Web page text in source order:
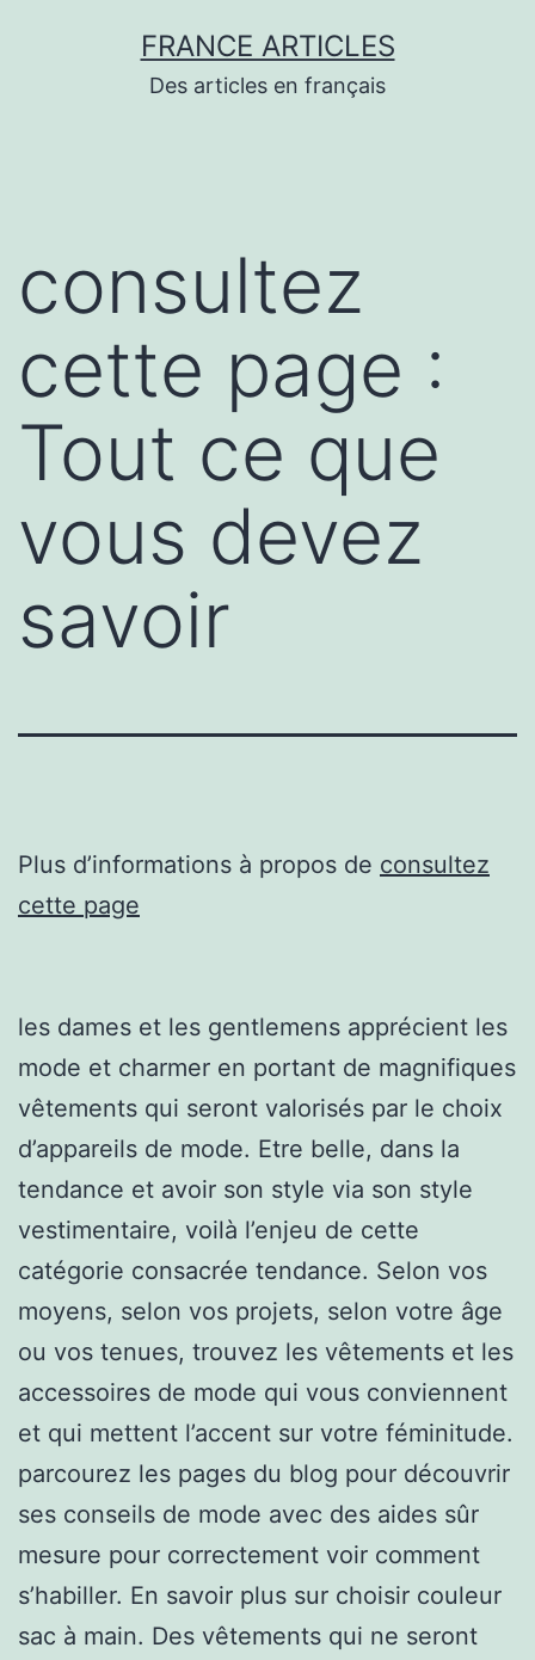
FRANCE ARTICLES
Des articles en français
consultez
cette page :
Tout ce que
vous devez
savoir
Plus d’informations à propos de consultez
cette page
les dames et les gentlemens apprécient les
mode et charmer en portant de magnifiques
vêtements qui seront valorisés par le choix
d’appareils de mode. Etre belle, dans la
tendance et avoir son style via son style
vestimentaire, voilà l’enjeu de cette
catégorie consacrée tendance. Selon vos
moyens, selon vos projets, selon votre âge
ou vos tenues, trouvez les vêtements et les
accessoires de mode qui vous conviennent
et qui mettent l’accent sur votre féminitude.
parcourez les pages du blog pour découvrir
ses conseils de mode avec des aides sûr
mesure pour correctement voir comment
s’habiller. En savoir plus sur choisir couleur
sac à main. Des vêtements qui ne seront